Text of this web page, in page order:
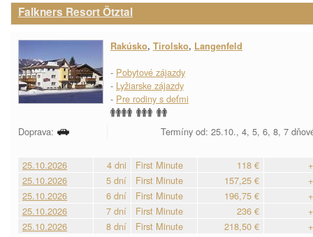
Falkners Resort Ötztal
Rakúsko, Tirolsko, Langenfeld
- Pobytové zájazdy
- Lyžiarske zájazdy
- Pre rodiny s deťmi
Doprava: Termíny od: 25.10., 4, 5, 6, 8, 7
25.10.2026 4 dni First Minute 118 €
25.10.2026
5 dní First Minute 157,25 €
25.10.2026
6 dní First Minute 196,75 €
25.10.2026
7 dní First Minute 236 €
25.10.2026
8 dní First Minute 218,50 €